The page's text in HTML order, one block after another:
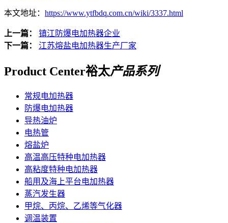
本文地址： https://www.ytfbdq.com.cn/wiki/3337.html
上一篇：
镇江防爆电加热器企业
下一篇：
江苏熔盐电加热器生产厂家
Product Center裕太产品系列
常规电加热器
防爆电加热器
导热油炉
电热管
熔盐炉
高温高压特种电加热器
高粘度特种电加热器
船用及海上平台电加热器
蒸汽发生器
甲烷、丙烷、乙烯等气化器
调温装置